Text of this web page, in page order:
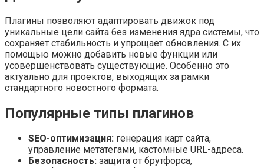
Плагины позволяют адаптировать движок под
уникальные цели сайта без изменения ядра системы, что
сохраняет стабильность и упрощает обновления. С их
помощью можно добавить новые функции или
усовершенствовать существующие. Особенно это
актуально для проектов, выходящих за рамки
стандартного новостного формата.
Популярные типы плагинов
SEO-оптимизация: генерация карт сайта,
управление метатегами, кастомные URL-адреса.
Безопасность: защита от брутфорса,